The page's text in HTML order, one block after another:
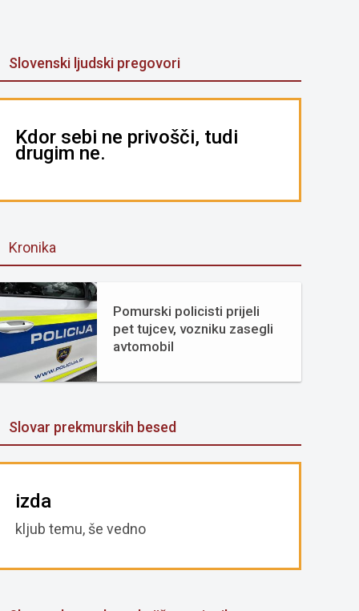
Slovenski ljudski pregovori
Kdor sebi ne privošči, tudi
drugim ne.
Kronika
Pomurski policisti prijeli
pet tujcev, vozniku zasegli
avtomobil
Slovar prekmurskih besed
izda
kljub temu, še vedno